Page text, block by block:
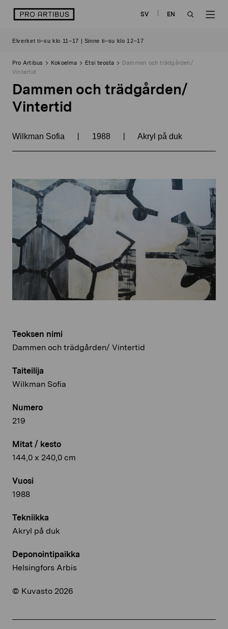
sisältöön
logo SV
EN
Elverket ti–su klo 11–17 | Sinne ti–su klo 12–17
Pro Artibus Kokoelma Etsi teosta
Dammen och trädgården/
Vintertid
Dammen och trädgården/
Vintertid
Wilkman Sofia | 1988 | Akryl på duk
Teoksen nimi
Dammen och trädgården/ Vintertid
Taiteilija
Wilkman Sofia
Numero
219
Mitat / kesto
144,0 x 240,0 cm
Vuosi
1988
Tekniikka
Akryl på duk
Deponointipaikka
Helsingfors Arbis
© Kuvasto 2026